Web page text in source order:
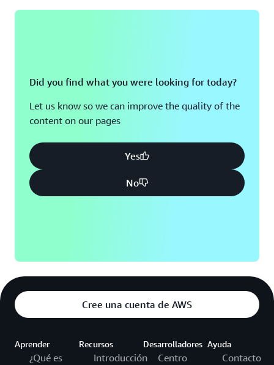
Did you find what you were looking for today?
Let us know so we can improve the quality of the
content on our pages
Yes
No
Cree una cuenta de AWS
Aprender
¿Qué es
Recursos
Introducción
Desarrolladores
Centro
Ayuda
Contacto